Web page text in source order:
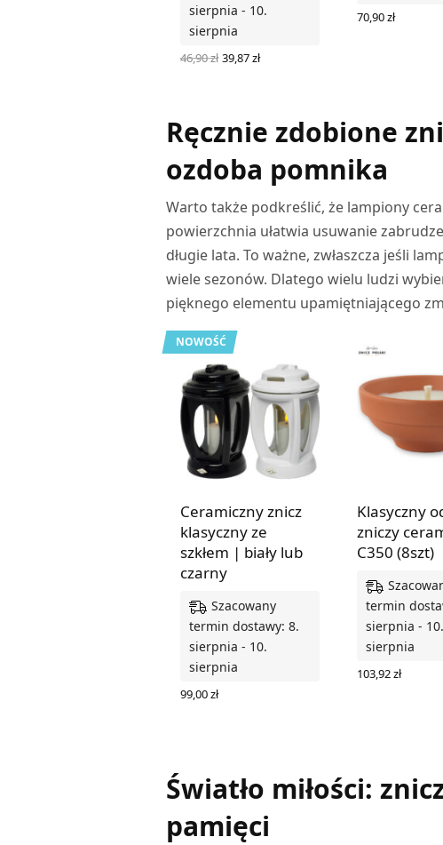
sierpnia - 10.
sierpnia
46,90zł Pierwotna
cena
39,87złAktualna
70,90zł
Ręcznie zdobione
ozdoba pomnika
Warto także podkreślić, że lampiony
powierzchnia ułatwia usuwanie
długie lata. To ważne, zwłaszcza jeśli
wiele sezonów. Dlatego wielu ludzi
pięknego elementu upamiętniającego
NOWOŚĆ
Ceramiczny znicz
klasyczny ze
szkłem | biały lub
czarny
Szacowany
termin dostawy: 8.
sierpnia - 10.
sierpnia
99,00zł
Klasyczny
zniczy
C350 (8szt)
termin
sierpnia - 10.
sierpnia
103,92zł
Światło miłości:
pamięci